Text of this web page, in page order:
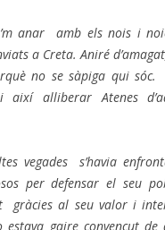
anar amb els nois i
a Creta. Aniré
no se sàpiga qui
així alliberar Atenes
vegades s’havia
per defensar el seu
gràcies al seu valor i
estava gaire convençut de